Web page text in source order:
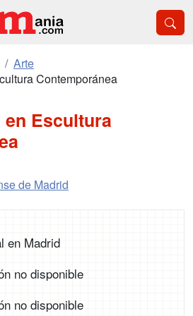
Arte
Contemporánea
Escultura
de Madrid
en Madrid
no disponible
no disponible